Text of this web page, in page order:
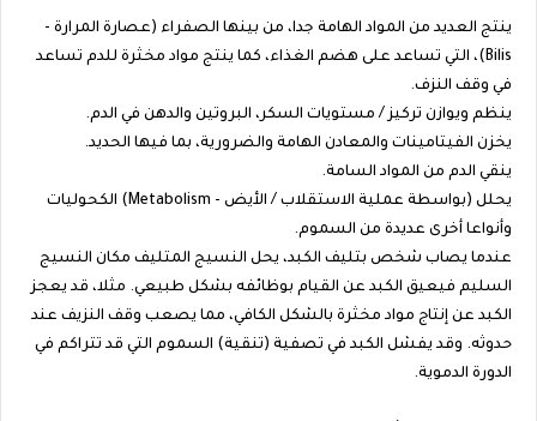
ينتج العديد من المواد الهامة جدا، من بينها الصفراء (عصارة المرارة -
Bilis)، التي تساعد على هضم الغذاء، كما ينتج مواد مخثرة للدم تساعد
في وقف النزف.
ينظم ويوازن تركيز / مستويات السكر، البروتين والدهن في الدم.
يخزن الفيتامينات والمعادن الهامة والضرورية، بما فيها الحديد.
ينقي الدم من المواد السامة.
يحلل (بواسطة عملية الاستقلاب / الأيض - Metabolism) الكحوليات
وأنواعا أخرى عديدة من السموم.
عندما يصاب شخص بتليف الكبد، يحل النسيج المتليف مكان النسيج
السليم فيعيق الكبد عن القيام بوظائفه بشكل طبيعي. مثلا، قد يعجز
الكبد عن إنتاج مواد مخثرة بالشكل الكافي، مما يصعب وقف النزيف عند
حدوثه. وقد يفشل الكبد في تصفية (تنقية) السموم التي قد تتراكم في
الدورة الدموية.